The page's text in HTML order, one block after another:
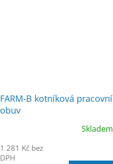
FARM-B kotníková pracovní
obuv
Skladem
1 281 Kč bez
DPH